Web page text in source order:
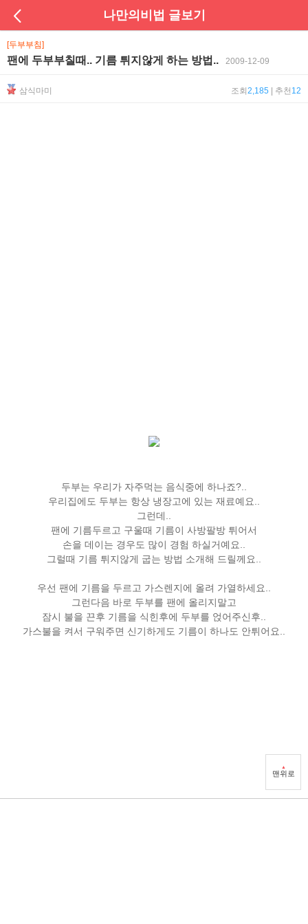
나만의비법 글보기
[두부부침]
팬에 두부부칠때.. 기름 튀지않게 하는 방법.. 2009-12-09
삼식마미 조회 2,185 | 추천 12
두부는 우리가 자주먹는 음식중에 하나죠?..
우리집에도 두부는 항상 냉장고에 있는 재료예요..
그런데..
팬에 기름두르고 구울때 기름이 사방팔방 튀어서
손을 데이는 경우도 많이 경험 하실거예요..
그럴때 기름 튀지않게 굽는 방법 소개해 드릴께요..
우선 팬에 기름을 두르고 가스렌지에 올려 가열하세요..
그런다음 바로 두부를 팬에 올리지말고
잠시 불을 끈후 기름을 식힌후에 두부를 얹어주신후..
가스불을 켜서 구워주면 신기하게도 기름이 하나도 안튀어요..
▲
맨위로